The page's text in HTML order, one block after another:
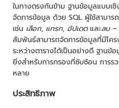
ในทางตรงกันข้าม ฐานข้อมูลแบบเ
จัดการข้อมูล ด้วย SQL ผู้ใช้สามาร
เช่น เลือก, แทรก, อัปเดตและลบ–
สัมพันธ์สามารถจัดการข้อมูลที่มีโค
ระหว่างตารางได้เป็นอย่างดี ฐาน
ยิ่งสำหรับการกรองที่ซับซ้อน การร
หลาย
ประสิทธิภาพ